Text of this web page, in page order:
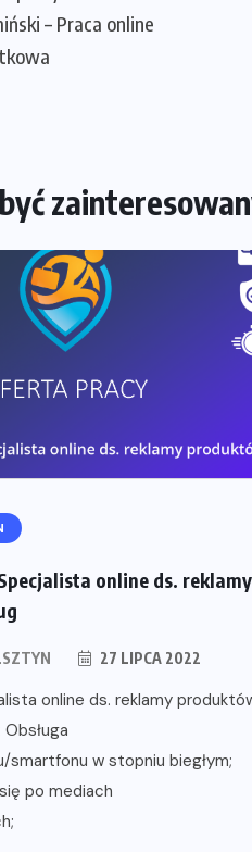
– Praca online
online ds. reklamy
27 LIPCA 2022
online ds. reklamy
w stopniu biegłym;
po mediach